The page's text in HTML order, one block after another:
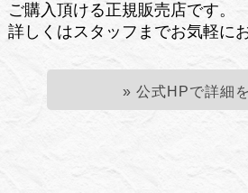
ご購入頂ける正規販売店です。
詳しくはスタッフまでお気軽に
» 公式HPで詳細